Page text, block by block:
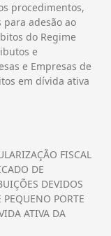
procedimentos,
para adesão ao
do Regime
e
e Empresas de
em dívida ativa
FISCAL
DE
DEVIDOS
PEQUENO PORTE
ATIVA DA